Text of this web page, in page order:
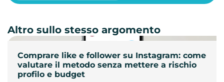
Comprare like e follower su Instagram: come
valutare il metodo senza mettere a rischio
profilo e budget
Altro sullo stesso argomento